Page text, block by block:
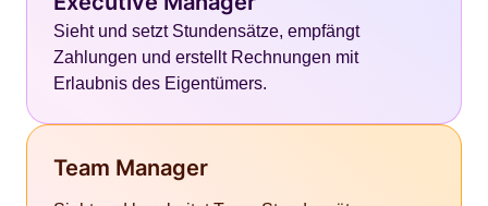
Sieht und setzt Stundensätze, empfängt
Zahlungen und erstellt Rechnungen mit
Erlaubnis des Eigentümers.
Team Manager